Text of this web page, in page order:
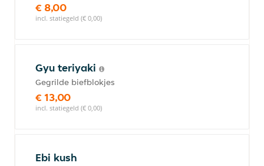
€ 8,00
incl. statiegeld (€ 0,00)
Gyu teriyaki
Gegrilde biefblokjes
€ 13,00
incl. statiegeld (€ 0,00)
Ebi kush